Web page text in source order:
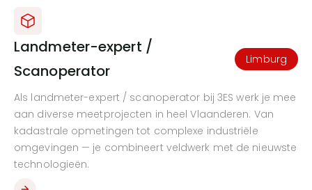
Landmeter-expert /
Scanoperator
Limburg
Als landmeter-expert / scanoperator bij 3ES werk je mee
aan diverse meetprojecten in heel Vlaanderen. Van
kadastrale opmetingen tot complexe industriële
omgevingen — je combineert veldwerk met de nieuwste
technologieën.